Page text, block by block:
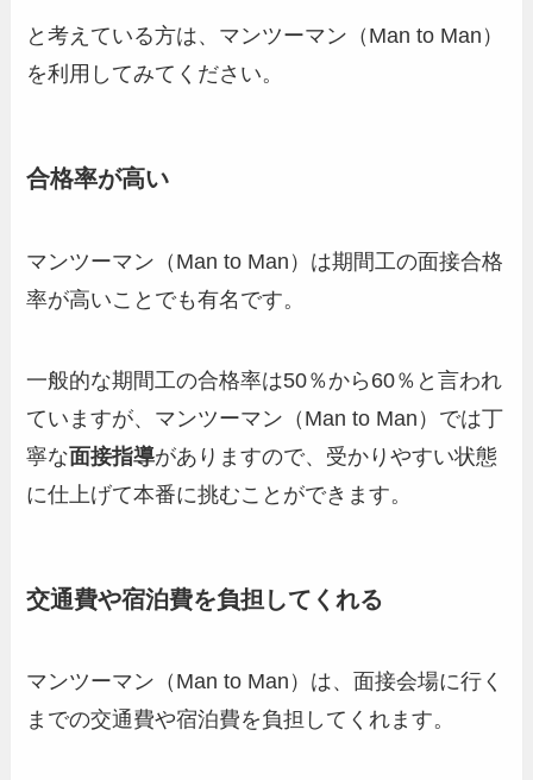
と考えている方は、マンツーマン（Man to Man）
を利用してみてください。
合格率が高い
マンツーマン（Man to Man）は期間工の面接合格
率が高いことでも有名です。
一般的な期間工の合格率は50％から60％と言われ
ていますが、マンツーマン（Man to Man）では丁
寧な面接指導がありますので、受かりやすい状態
に仕上げて本番に挑むことができます。
交通費や宿泊費を負担してくれる
マンツーマン（Man to Man）は、面接会場に行く
までの交通費や宿泊費を負担してくれます。